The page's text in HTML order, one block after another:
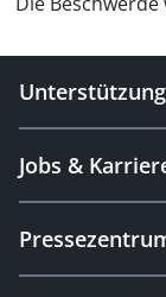
Unterstützung
Jobs &